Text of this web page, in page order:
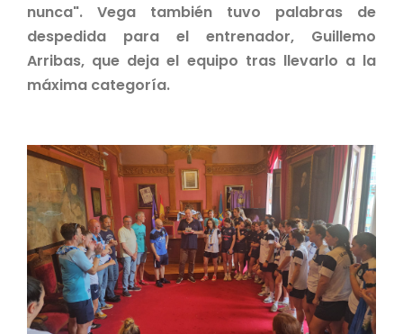
nunca". Vega también tuvo palabras de
despedida para el entrenador, Guillemo
Arribas, que deja el equipo tras llevarlo a la
máxima categoría.